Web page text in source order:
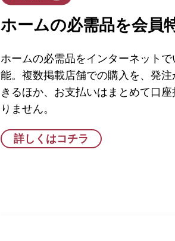
ホームの必需品を会員
ホームの必需品をインターネット
能。複数掲載店舗での購入を、発
きるほか、お支払いはまとめて口
りません。
詳しくはコチラ